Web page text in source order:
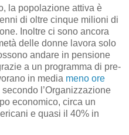
la popolazione attiva è
di oltre cinque milioni di
Inoltre ci sono ancora
delle donne lavora solo
andare in pensione
a un programma di pre-
in media meno ore
l’Organizzazione
economico, circa un
e quasi il 40% in